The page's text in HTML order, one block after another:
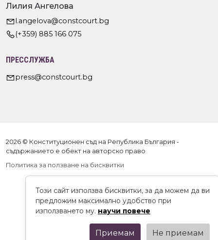
Лилия Ангелова
l.angelova@constcourt.bg
(+359) 885 166 075
ПРЕССЛУЖБА
press@constcourt.bg
2026 © Конституционен съд на Република България -
съдържанието е обект на авторско право
Политика за ползване на бисквитки
Този сайт използва бисквитки, за да можем да ви
предложим максимално удобство при
използването му. научи повече
Приемам Не приемам